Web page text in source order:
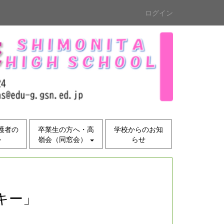
ログイン
者の
卒業生の方へ・高
嶺会（同窓会）
学校からのお知
らせ
」